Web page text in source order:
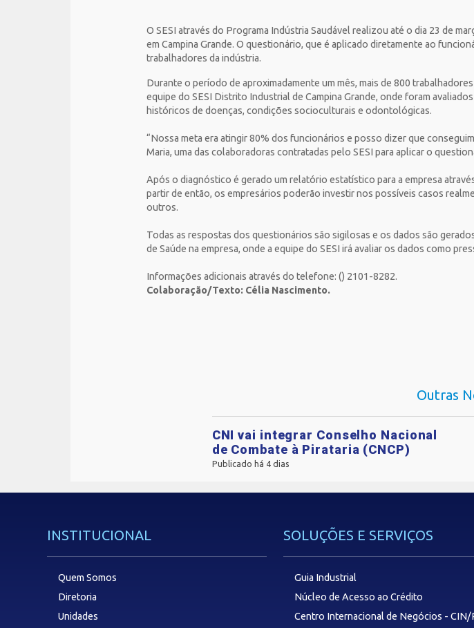
O SESI através do Programa Indústria Saudável realizou até o dia 23 de
em Campina Grande. O questionário, que é aplicado diretamente ao
trabalhadores da indústria.
Durante o período de aproximadamente um mês, mais de 800
equipe do SESI Distrito Industrial de Campina Grande, onde foram
históricos de doenças, condições socioculturais e odontológicas.
“Nossa meta era atingir 80% dos funcionários e posso dizer que
Maria, uma das colaboradoras contratadas pelo SESI para aplicar o
Após o diagnóstico é gerado um relatório estatístico para a empresa
partir de então, os empresários poderão investir nos possíveis casos
outros.
Todas as respostas dos questionários são sigilosas e os dados são
de Saúde na empresa, onde a equipe do SESI irá avaliar os dados como
Informações adicionais através do telefone: () 2101-8282.
Colaboração/Texto: Célia Nascimento.
Outras
CNI vai integrar Conselho Nacional
de Combate à Pirataria (CNCP)
Publicado há 4 dias
INSTITUCIONAL
Quem Somos
Diretoria
Unidades
SOLUÇÕES E SERVIÇOS
Guia Industrial
Núcleo de Acesso ao Crédito
Centro Internacional de Negócios - CIN/